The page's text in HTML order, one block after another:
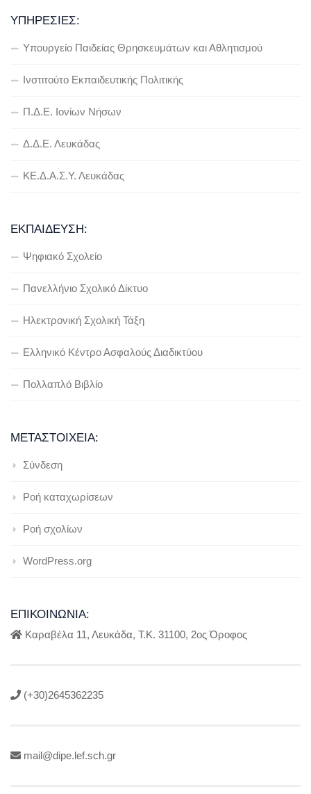
ΥΠΗΡΕΣΊΕΣ:
Υπουργείο Παιδείας Θρησκευμάτων και Αθλητισμού
Ινστιτούτο Εκπαιδευτικής Πολιτικής
Π.Δ.Ε. Ιονίων Νήσων
Δ.Δ.Ε. Λευκάδας
ΚΕ.Δ.Α.Σ.Υ. Λευκάδας
ΕΚΠΑΊΔΕΥΣΗ:
Ψηφιακό Σχολείο
Πανελλήνιο Σχολικό Δίκτυο
Ηλεκτρονική Σχολική Τάξη
Ελληνικό Κέντρο Ασφαλούς Διαδικτύου
Πολλαπλό Βιβλίο
ΜΕΤΑΣΤΟΙΧΕΊΑ:
Σύνδεση
Ροή καταχωρίσεων
Ροή σχολίων
WordPress.org
ΕΠΙΚΟΙΝΩΝΊΑ:
Καραβέλα 11, Λευκάδα, Τ.Κ. 31100, 2ος Όροφος
(+30)2645362235
mail@dipe.lef.sch.gr